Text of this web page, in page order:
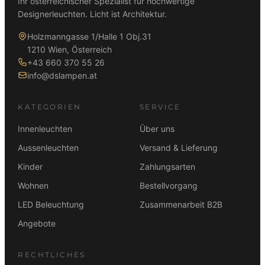
Designerleuchten. Licht ist Architektur.
Holzmanngasse 1/Halle 1 Obj.31
1210 Wien, Österreich
+43 660 370 55 26
info@dslampen.at
KATEGORIEN
Innenleuchten
Aussenleuchten
Kinder
Wohnen
LED Beleuchtung
Angebote
SERVICE
Über uns
Versand & Lieferung
Zahlungsarten
Bestellvorgang
Zusammenarbeit B2B
RECHTLICHES